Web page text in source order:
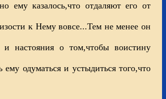
ему казалось,что отдаляют его от
к Нему вовсе...Тем не менее он
настояния о том,чтобы воистину
одуматься и устыдиться того,что